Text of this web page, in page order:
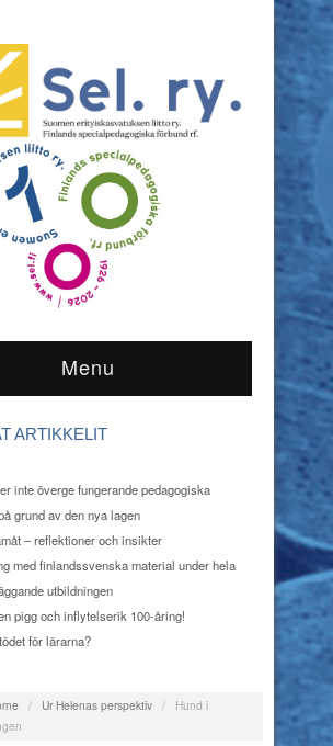
Menu
ARTIKKELIT
inte överge fungerande pedagogiska
grund av den nya lagen
– reflektioner och insikter
med finlandssvenska material under hela
utbildningen
pigg och inflytelserik 100-åring!
för lärarna?
/ Ur Helenas perspektiv /
Hund i